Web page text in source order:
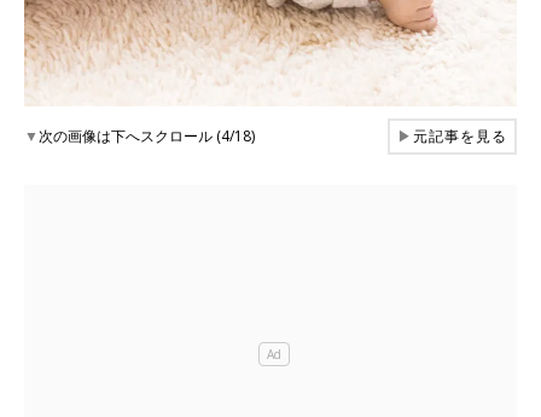
▼次の画像は下へスクロール (4/18) ▶元記事を見る